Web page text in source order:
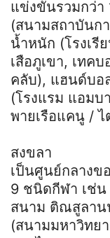
แข่งขันรวมกว่
(สนามสถาบันก
น้ำหนัก (โรงเรี
เสือภูเขา, เทค
คลับ), แฮนด์บอ
(โรงแรม แอมบ
พายเรือแคนู / ไ
สงขลา
เป็นศูนย์กลางข
9 ชนิดกีฬา เช่
สนาม ติณสูลาน
(สนามมหาวิทย